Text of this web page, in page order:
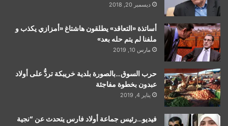
ديسمبر 20, 2018
أساتذة «التعاقد» يطلقون هاشتاغ «أمزازي يكذب و
ملفنا لم يتم حله بعد»
مارس 10, 2019
حرب السوق…بالصورة بلدية خريبكة تردُّ على أولاد
عبدون بخطوة مفاجئة
يناير 4, 2019
فيديو…رئيس جماعة أولاد فارس يتحدث عن “نجية